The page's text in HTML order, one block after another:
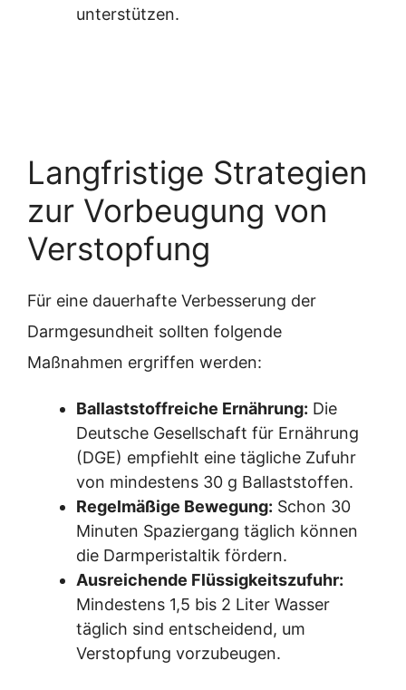
unterstützen.
Langfristige Strategien
zur Vorbeugung von
Verstopfung
Für eine dauerhafte Verbesserung der
Darmgesundheit sollten folgende
Maßnahmen ergriffen werden:
Ballaststoffreiche Ernährung: Die
Deutsche Gesellschaft für Ernährung
(DGE) empfiehlt eine tägliche Zufuhr
von mindestens 30 g Ballaststoffen.
Regelmäßige Bewegung: Schon 30
Minuten Spaziergang täglich können
die Darmperistaltik fördern.
Ausreichende Flüssigkeitszufuhr:
Mindestens 1,5 bis 2 Liter Wasser
täglich sind entscheidend, um
Verstopfung vorzubeugen.